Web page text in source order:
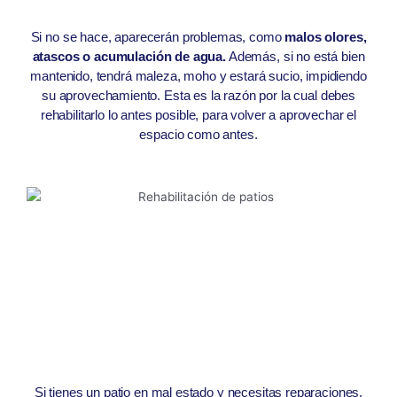
Si no se hace, aparecerán problemas, como malos olores,
atascos o acumulación de agua.Además, si no está bien
mantenido, tendrá maleza, moho y estará sucio, impidiendo
su aprovechamiento. Esta es la razón por la cual debes
rehabilitarlo lo antes posible, para volver a aprovechar el
espacio como antes.
Si tienes un patio en mal estado y necesitas reparaciones,